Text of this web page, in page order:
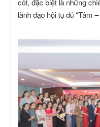
cốt, đặc biệt là những
lãnh đạo hội tụ đủ “Tâm